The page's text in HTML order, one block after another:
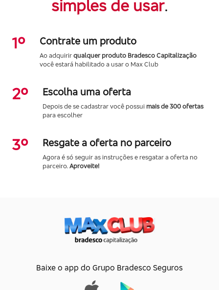
simples de usar.
1º
Contrate um produto
Ao adquirirqualquer produto Bradesco Capitalização
você estará habilitado a usar o Max Club
2º Escolha uma oferta
Depois de se cadastrar você possui mais de 300 ofertas
para escolher
3º Resgate a oferta no parceiro
Agora é só seguir as instruções e resgatar a oferta no
parceiro. Aproveite!
Baixe o app do Grupo Bradesco Seguros